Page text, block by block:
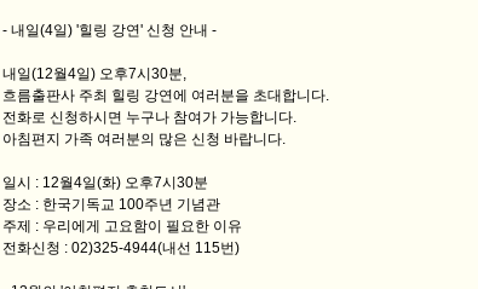
- 내일(4일) '힐링 강연' 신청 안내 -
내일(12월4일) 오후7시30분,
흐름출판사 주최 힐링 강연에 여러분을 초대합니다.
전화로 신청하시면 누구나 참여가 가능합니다.
아침편지 가족 여러분의 많은 신청 바랍니다.
일시 : 12월4일(화) 오후7시30분
장소 : 한국기독교 100주년 기념관
주제 : 우리에게 고요함이 필요한 이유
전화신청 : 02)325-4944(내선 115번)